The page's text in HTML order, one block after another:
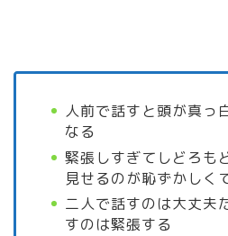
人前で話すと頭が真っ
なる
緊張しすぎてしどろも
見せるのが恥ずかしく
二人で話すのは大丈夫
すのは緊張する